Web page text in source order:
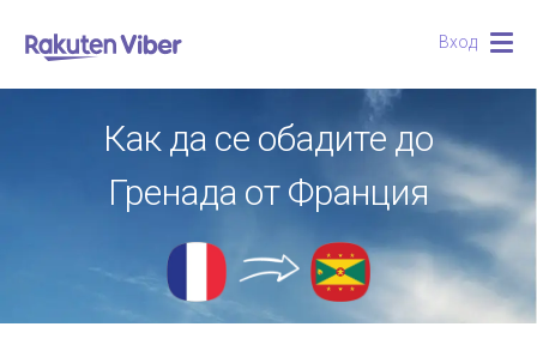
Вход
Как да се обадите до
Гренада от Франция